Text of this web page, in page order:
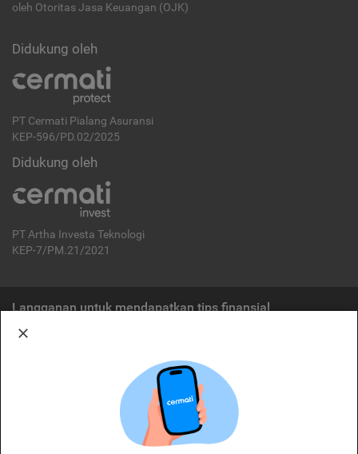
oleh Otoritas Jasa Keuangan (OJK)
Didukung oleh
PT Cermati Pialang Asuransi
KEP-596/PD.02/2025
Didukung oleh
PT Artha Investa Teknologi
KEP-7/PM.21/2021
Langganan untuk mendapatkan tips finansial
Cermati merupakan penyelenggara agregasi jasa keuangan yang terdaftar di
OJK. Oleh karena itu, produk dan/atau layanan jasa keuangan yang
ditawarkan bukan merupakan produk dan/atau layanan jasa keuangan yang
diterbitkan oleh Cermati dan Cermati tidak bertanggung jawab atas tuntutan